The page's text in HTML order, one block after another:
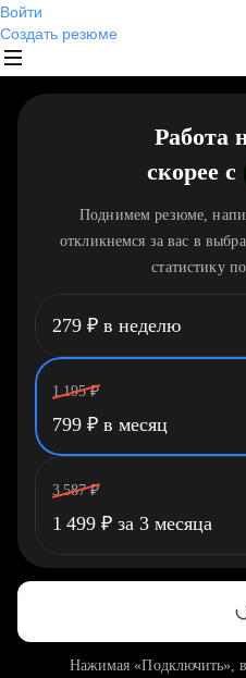
Войти
Создать резюме
Работа
скорее c
Поднимем резюме,
откликнемся за вас в
статистику
279 ₽ в неделю
1 195 ₽
799 ₽ в месяц
3 587 ₽
1 499 ₽ за 3 месяца
Нажимая «Подключить»,